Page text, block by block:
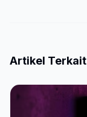
Artikel Terkait